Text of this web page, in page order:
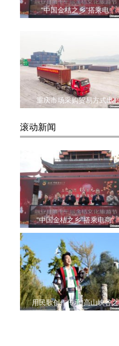
“中国金桔之乡”搭乘电
重庆市场采购贸易方式出
滚动新闻
“中国金桔之乡”搭乘电商“
用民歌创作传承“高山峡谷之